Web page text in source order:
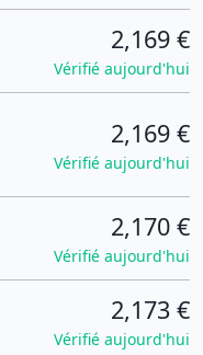
2,169 €
Vérifié aujourd'hui
2,169 €
Vérifié aujourd'hui
2,170 €
Vérifié aujourd'hui
2,173 €
Vérifié aujourd'hui